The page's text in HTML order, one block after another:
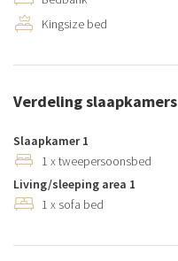
Kingsize bed
Verdeling slaapkamers
Slaapkamer 1
1 x tweepersoonsbed
Living/sleeping area 1
1 x sofa bed